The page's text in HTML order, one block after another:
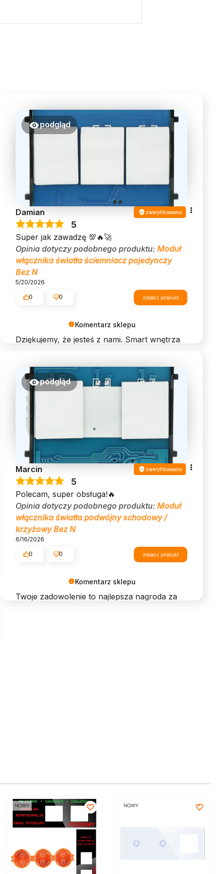
Komentarz sklepu
Dziękujemy, że jesteś z nami. Smart wnętrza
podgląd
Damian zweryfikowano
5
Super jak zawadzę 💯🔥🚀
Opinia dotyczy podobnego produktu:Moduł
włącznika światła ściemniacz pojedynczy
Bez N
5/20/2026
0 0 zobacz produkt
Komentarz sklepu
Twoje zadowolenie to najlepsza nagroda za
podgląd
Marcin zweryfikowano
5
Polecam, super obsługa!🔥
Opinia dotyczy podobnego produktu:Moduł
włącznika światła podwójny schodowy /
krzyżowy Bez N
6/16/2026
0 0 zobacz produkt
NOWY NOWY